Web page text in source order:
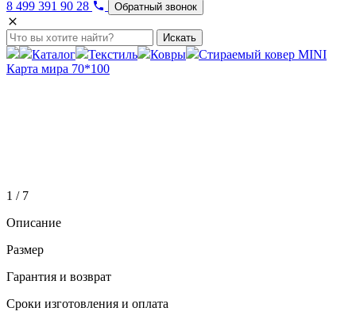
8 499 391 90 28 Обратный звонок
Искать
Каталог Текстиль Ковры
Стираемый ковер MINI
Карта мира 70*100
1 / 7
Описание
Размер
Гарантия и возврат
Сроки изготовления и оплата